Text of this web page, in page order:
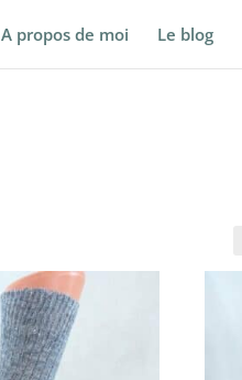
A propos de moi Le blog